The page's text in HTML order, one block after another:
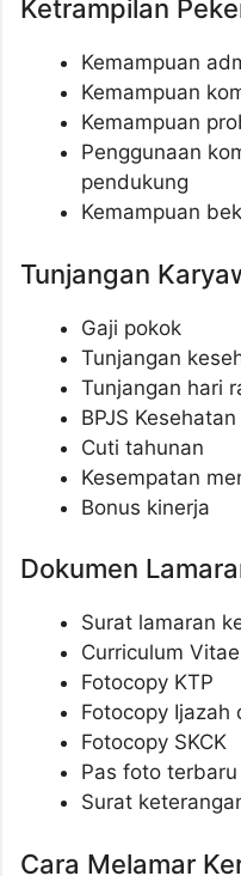
Ketrampilan
Kemampuan
Kemampuan
Kemampuan
Penggunaan
pendukung
Kemampuan
Tunjangan
Gaji pokok
Tunjangan
Tunjangan hari
BPJS
Cuti tahunan
Kesempatan
Bonus kinerja
Dokumen
Surat lamaran
Curriculum
Fotocopy KTP
Fotocopy Ijazah
Fotocopy SKCK
Pas foto
Surat
Cara Melamar